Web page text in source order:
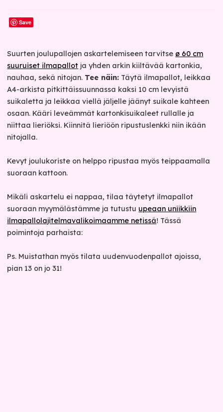
Save
Suurten joulupallojen askartelemiseen tarvitse ø 60 cm
suuruiset ilmapallot ja yhden arkin kiiltävää kartonkia,
nauhaa, sekä nitojan. Tee näin: Täytä ilmapallot, leikkaa
A4-arkista pitkittäissuunnassa kaksi 10 cm levyistä
suikaletta ja leikkaa viellä jäljelle jäänyt suikale kahteen
osaan. Kääri leveämmät kartonkisuikaleet rullalle ja
niittaa lieriöksi. Kiinnitä lieriöön ripustuslenkki niin ikään
nitojalla.
Kevyt joulukoriste on helppo ripustaa myös teippaamalla
suoraan kattoon.
Mikäli askartelu ei nappaa, tilaa täytetyt ilmapallot
suoraan myymälästämme ja tutustu upeaan uniikkiin
ilmapallolajitelmavalikoimaamme netissä! Tässä
poimintoja parhaista:
Ps. Muistathan myös tilata uudenvuodenpallot ajoissa,
pian 13 on jo 31!